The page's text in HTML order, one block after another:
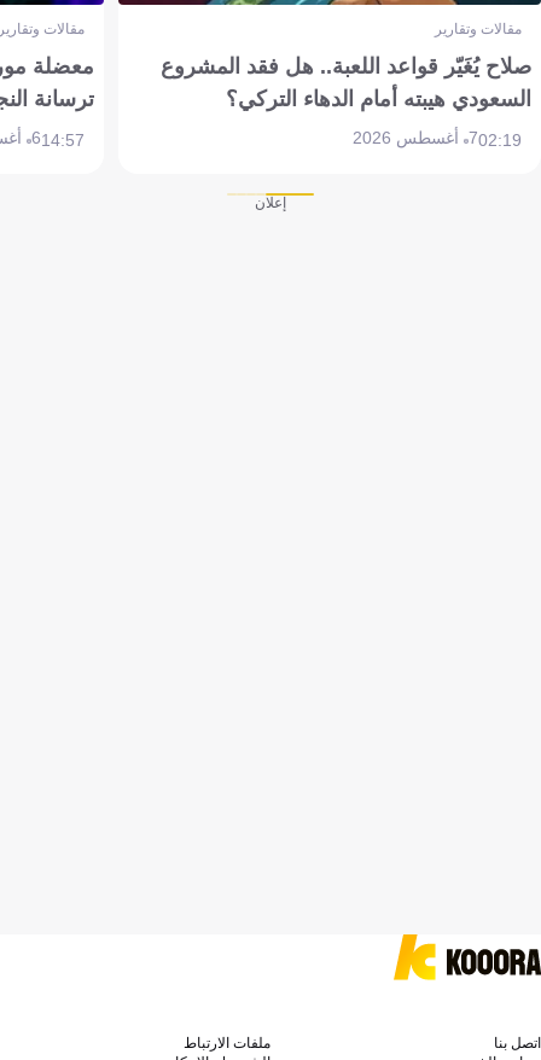
مقالات وتقارير
صلاح يُغَيّر قواعد اللعبة.. هل فقد المشروع
السعودي هيبته أمام الدهاء التركي؟
02:197 أغسطس 2026
مقالات
معضلة
ترسانة
14:576 أغسطس 2026
إعلان
اتصل بنا
ملفات الارتباط